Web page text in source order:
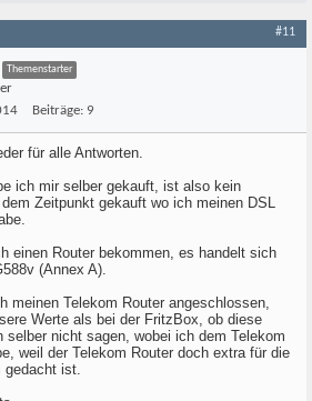
#11
Themenstarter
Beiträge: 9
für alle Antworten.
ich mir selber gekauft, ist also kein
Zeitpunkt gekauft wo ich meinen DSL
einen Router bekommen, es handelt sich
(Annex A).
meinen Telekom Router angeschlossen,
Werte als bei der FritzBox, ob diese
nicht sagen, wobei ich dem Telekom
weil der Telekom Router doch extra für die
gedacht ist.